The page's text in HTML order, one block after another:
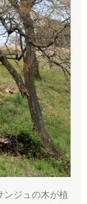
ンジュの木が植